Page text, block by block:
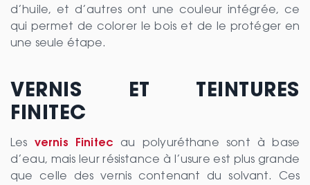
d’huile, et d’autres ont une couleur intégrée, ce
qui permet de colorer le bois et de le protéger en
une seule étape.
VERNIS ET TEINTURES
FINITEC
Les vernis Finitec au polyuréthane sont à base
d’eau, mais leur résistance à l’usure est plus grande
que celle des vernis contenant du solvant. Ces